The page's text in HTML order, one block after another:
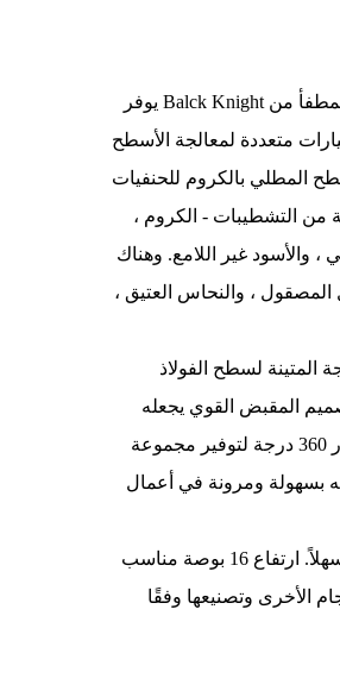
مقدمة ： صنبور المطبخ ذو المقبض الفردي ذو السطح المطفأ من Balck Knight يوفر
متعددة لمعالجة الأسطح
المطلي بالكروم للحنفيات
من التشطيبات - الكروم ،
، والأسود غير اللامع. وهناك
المصقول ، والنحاس العتيق ،
المتينة لسطح الفولاذ
المقبض القوي يجعله
متينًا. يمكن تدوير فوهة التصميم ذات القوس العالي بمقدار 360 درجة لتوفير مجموعة
ومرونة في أعمال
يجعل نظام التثبيت السريع الجديد تثبيت العناصر سريعًا وسهلاً. ارتفاع 16 بوصة مناسب
الأخرى وتصنيعها وفقًا